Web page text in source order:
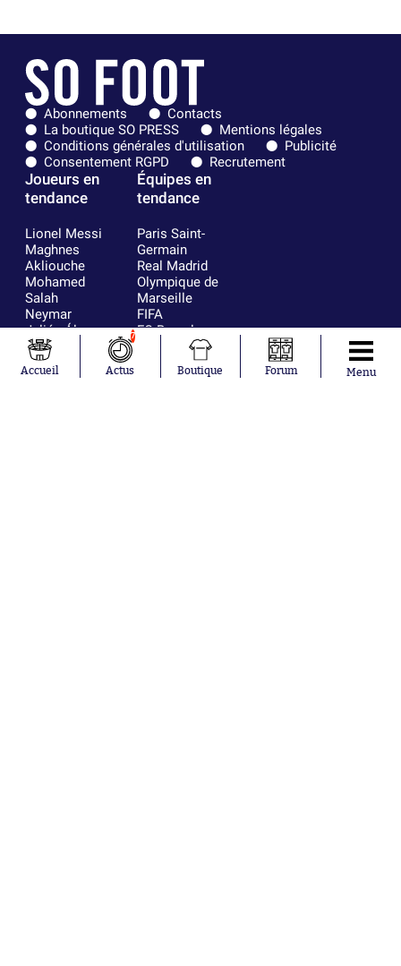
Abonnements
Contacts
La boutique SO PRESS
Mentions légales
Conditions générales d'utilisation
Publicité
Consentement RGPD
Recrutement
Joueurs en
tendance
Lionel Messi
Maghnes
Akliouche
Mohamed
Salah
Neymar
Julián Álvarez
Ferrán Torres
Kilian Corredor
Franco
Équipes en
tendance
Paris Saint-
Germain
Real Madrid
Olympique de
Marseille
FIFA
FC Barcelone
Argentine
Olympique
lyonnais
Accueil
7
Actus Boutique Forum Menu